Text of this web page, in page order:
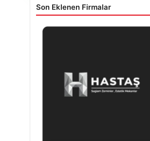
Son Eklenen Firmalar